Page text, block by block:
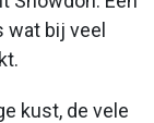
wat bij veel
kust, de vele